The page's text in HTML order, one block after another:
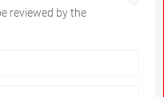
reviewed by the